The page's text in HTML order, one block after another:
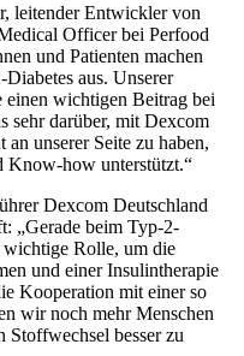
leitender Entwickler von
Officer bei Perfood
und Patienten machen
aus. Unserer
einen wichtigen Beitrag bei
sehr darüber, mit Dexcom
unserer Seite zu haben,
Know-how unterstützt.“
Dexcom Deutschland
„Gerade beim Typ-2-
wichtige Rolle, um die
und einer Insulintherapie
Kooperation mit einer so
wir noch mehr Menschen
besser zu